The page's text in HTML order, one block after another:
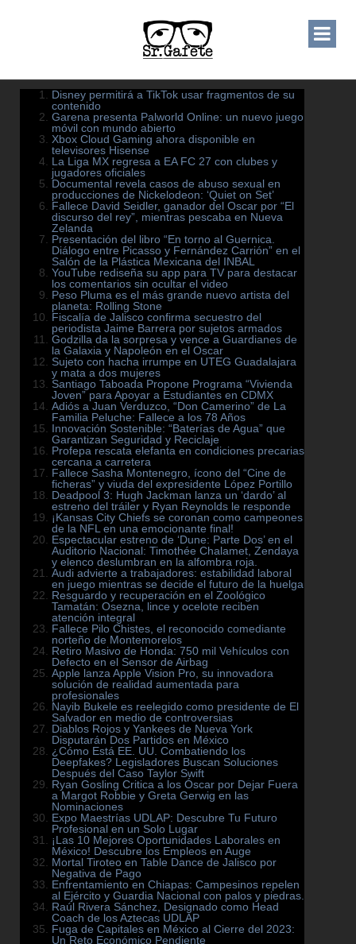
Disney permitirá a TikTok usar fragmentos de su
contenido
Garena presenta Palworld Online: un nuevo juego
móvil con mundo abierto
Xbox Cloud Gaming ahora disponible en
televisores Hisense
La Liga MX regresa a EA FC 27 con clubes y
jugadores oficiales
Documental revela casos de abuso sexual en
producciones de Nickelodeon: ‘Quiet on Set’
Fallece David Seidler, ganador del Oscar por “El
discurso del rey”, mientras pescaba en Nueva
Zelanda
Presentación del libro “En torno al Guernica.
Diálogo entre Picasso y Fernández Carrión” en el
Salón de la Plástica Mexicana del INBAL
YouTube rediseña su app para TV para destacar
los comentarios sin ocultar el video
Peso Pluma es el más grande nuevo artista del
planeta: Rolling Stone
Fiscalía de Jalisco confirma secuestro del
periodista Jaime Barrera por sujetos armados
Godzilla da la sorpresa y vence a Guardianes de
la Galaxia y Napoleón en el Oscar
Sujeto con hacha irrumpe en UTEG Guadalajara
y mata a dos mujeres
Santiago Taboada Propone Programa “Vivienda
Joven” para Apoyar a Estudiantes en CDMX
Adiós a Juan Verduzco, “Don Camerino” de La
Familia Peluche: Fallece a los 78 Años
Innovación Sostenible: “Baterías de Agua” que
Garantizan Seguridad y Reciclaje
Profepa rescata elefanta en condiciones precarias
cercana a carretera
Fallece Sasha Montenegro, ícono del “Cine de
ficheras” y viuda del expresidente López Portillo
Deadpool 3: Hugh Jackman lanza un ‘dardo’ al
estreno del tráiler y Ryan Reynolds le responde
¡Kansas City Chiefs se coronan como campeones
de la NFL en una emocionante final!
Espectacular estreno de ‘Dune: Parte Dos’ en el
Auditorio Nacional: Timothée Chalamet, Zendaya
y elenco deslumbran en la alfombra roja.
Audi advierte a trabajadores: estabilidad laboral
en juego mientras se decide el futuro de la huelga
Resguardo y recuperación en el Zoológico
Tamatán: Osezna, lince y ocelote reciben
atención integral
Fallece Pilo Chistes, el reconocido comediante
norteño de Montemorelos
Retiro Masivo de Honda: 750 mil Vehículos con
Defecto en el Sensor de Airbag
Apple lanza Apple Vision Pro, su innovadora
solución de realidad aumentada para
profesionales
Nayib Bukele es reelegido como presidente de El
Salvador en medio de controversias
Diablos Rojos y Yankees de Nueva York
Disputarán Dos Partidos en México
¿Cómo Está EE. UU. Combatiendo los
Deepfakes? Legisladores Buscan Soluciones
Después del Caso Taylor Swift
Ryan Gosling Critica a los Óscar por Dejar Fuera
a Margot Robbie y Greta Gerwig en las
Nominaciones
Expo Maestrías UDLAP: Descubre Tu Futuro
Profesional en un Solo Lugar
¡Las 10 Mejores Oportunidades Laborales en
México! Descubre los Empleos en Auge
Mortal Tiroteo en Table Dance de Jalisco por
Negativa de Pago
Enfrentamiento en Chiapas: Campesinos repelen
al Ejército y Guardia Nacional con palos y piedras.
Raúl Rivera Sánchez, Designado como Head
Coach de los Aztecas UDLAP
Fuga de Capitales en México al Cierre del 2023:
Un Reto Económico Pendiente